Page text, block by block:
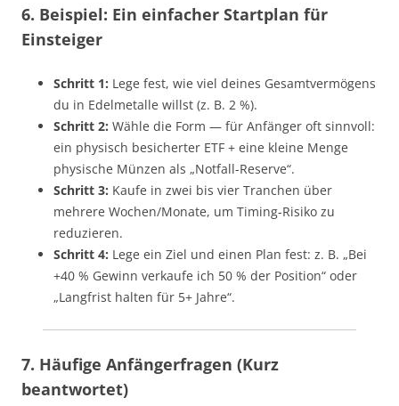
6. Beispiel: Ein einfacher Startplan für
Einsteiger
Schritt 1: Lege fest, wie viel deines Gesamtvermögens
du in Edelmetalle willst (z. B. 2 %).
Schritt 2: Wähle die Form — für Anfänger oft sinnvoll:
ein physisch besicherter ETF + eine kleine Menge
physische Münzen als „Notfall-Reserve“.
Schritt 3: Kaufe in zwei bis vier Tranchen über
mehrere Wochen/Monate, um Timing-Risiko zu
reduzieren.
Schritt 4: Lege ein Ziel und einen Plan fest: z. B. „Bei
+40 % Gewinn verkaufe ich 50 % der Position“ oder
„Langfrist halten für 5+ Jahre“.
7. Häufige Anfängerfragen (Kurz
beantwortet)